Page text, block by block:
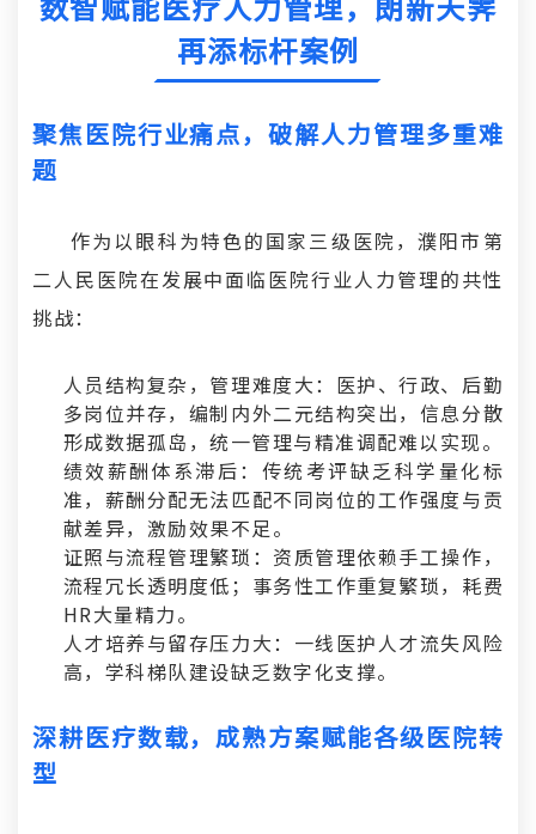
再添标杆案例
聚焦医院行业痛点，破解人力管理多重难
题
作为以眼科为特色的国家三级医院，濮阳市第
二人民医院在发展中面临医院行业人力管理的共性
挑战：
人员结构复杂，管理难度大：医护、行政、后勤
多岗位并存，编制内外二元结构突出，信息分散
形成数据孤岛，统一管理与精准调配难以实现。
绩效薪酬体系滞后：传统考评缺乏科学量化标
准，薪酬分配无法匹配不同岗位的工作强度与贡
献差异，激励效果不足。
证照与流程管理繁琐：资质管理依赖手工操作，
流程冗长透明度低；事务性工作重复繁琐，耗费
HR大量精力。
人才培养与留存压力大：一线医护人才流失风险
高，学科梯队建设缺乏数字化支撑。
深耕医疗数载，成熟方案赋能各级医院转
型